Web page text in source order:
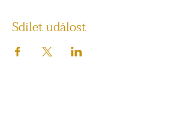
Sdílet událost